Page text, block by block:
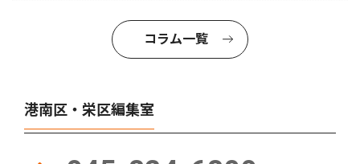
コラム一覧
港南区・栄区編集室